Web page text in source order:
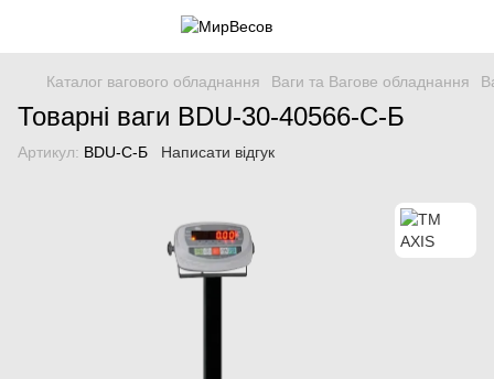
Каталог вагового обладнання Ваги та Вагове обладнання
Товарні ваги BDU-30-40566-С-Б
Артикул: BDU-С-Б Написати відгук